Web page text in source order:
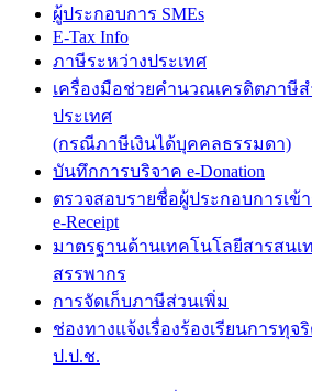
ผู้ประกอบการ SMEs
E-Tax Info
ภาษีระหว่างประเทศ
เครื่องมือช่วยคำนวณเครดิตภาษีส
ประเทศ
(กรณีภาษีเงินได้บุคคลธรรมดา)
บันทึกการบริจาค e-Donation
ตรวจสอบรายชื่อผู้ประกอบการเข้า
e-Receipt
มาตรฐานด้านเทคโนโลยีสารสนเ
สรรพากร
การจัดเก็บภาษีส่วนเพิ่ม
ช่องทางแจ้งเรื่องร้องเรียนการทุ
ป.ป.ช.